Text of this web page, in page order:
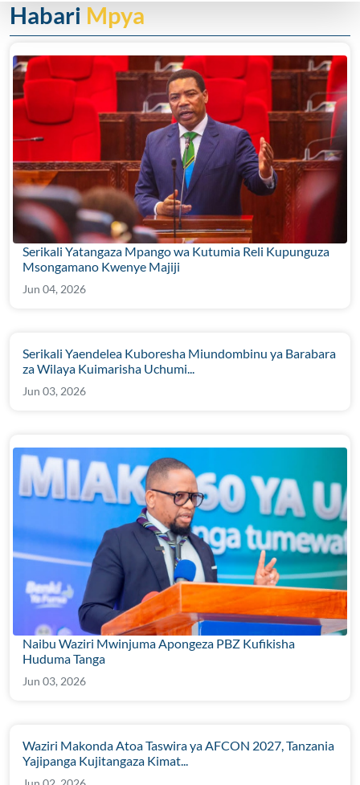
Habari Mpya
Serikali Yatangaza Mpango wa Kutumia Reli Kupunguza
Msongamano Kwenye Majiji
Jun 04, 2026
Serikali Yaendelea Kuboresha Miundombinu ya Barabara
za Wilaya Kuimarisha Uchumi...
Jun 03, 2026
Naibu Waziri Mwinjuma Apongeza PBZ Kufikisha
Huduma Tanga
Jun 03, 2026
Waziri Makonda Atoa Taswira ya AFCON 2027, Tanzania
Yajipanga Kujitangaza Kimat...